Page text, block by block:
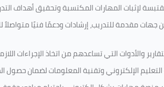
لإثبات المهارات المكتسبة وتحقيق أهداف
مقدمة للتدريب، إرشادات ودعمًا فنيًا متواصلاً
والأدوات التي تساعدهم من اتخاذ الإجراءات
الإلكتروني وتقنية المعلومات لضمان حصول